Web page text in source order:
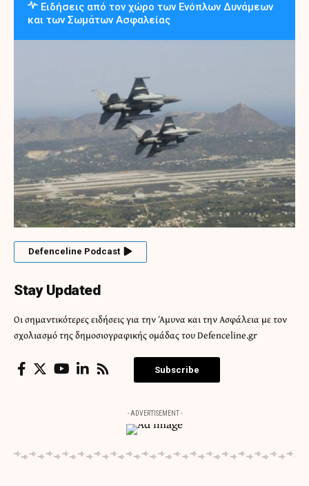
Ειδήσεις από τον χώρο των Ενόπλων Δυνάμεων
και των Σωμάτων Ασφαλείας
Defenceline Podcast
Stay Updated
Οι σημαντικότερες ειδήσεις για την Άμυνα και την Ασφάλεια με τον
σχολιασμό της δημοσιογραφικής ομάδας του Defenceline.gr
Subscribe
- ADVERTISEMENT -